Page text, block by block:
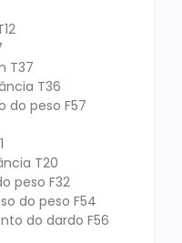
T37
T36
do peso F57
T20
peso F32
do peso F54
do dardo F56